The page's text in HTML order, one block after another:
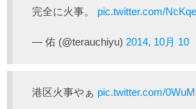
完全に火事。 pic.twitter.com/
— 佑 (@terauchiyu) 2014, 10月 10
港区火事やぁ pic.twitter.com/